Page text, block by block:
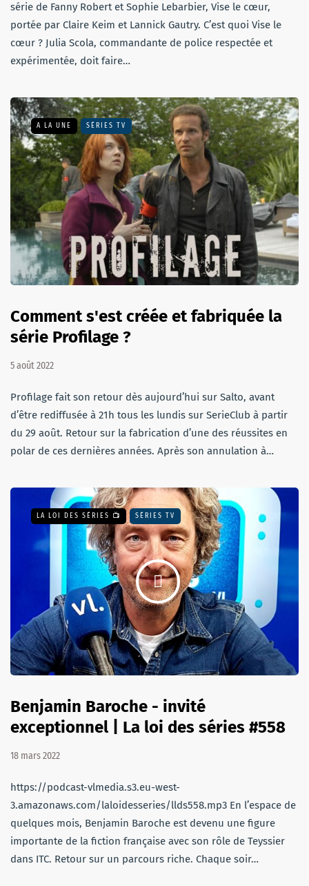
série de Fanny Robert et Sophie Lebarbier, Vise le cœur,
portée par Claire Keim et Lannick Gautry. C’est quoi Vise le
cœur ? Julia Scola, commandante de police respectée et
expérimentée, doit faire…
A LA UNE SÉRIES TV
Comment s'est créée et fabriquée la
série Profilage ?
5 août 2022
Profilage fait son retour dès aujourd’hui sur Salto, avant
d’être rediffusée à 21h tous les lundis sur SerieClub à partir
du 29 août. Retour sur la fabrication d’une des réussites en
polar de ces dernières années. Après son annulation à…
LA LOI DES SÉRIES 📺 SÉRIES TV
Benjamin Baroche - invité
exceptionnel | La loi des séries #558
18 mars 2022
https://podcast-vlmedia.s3.eu-west-
3.amazonaws.com/laloidesseries/llds558.mp3 En l’espace de
quelques mois, Benjamin Baroche est devenu une figure
importante de la fiction française avec son rôle de Teyssier
dans ITC. Retour sur un parcours riche. Chaque soir…